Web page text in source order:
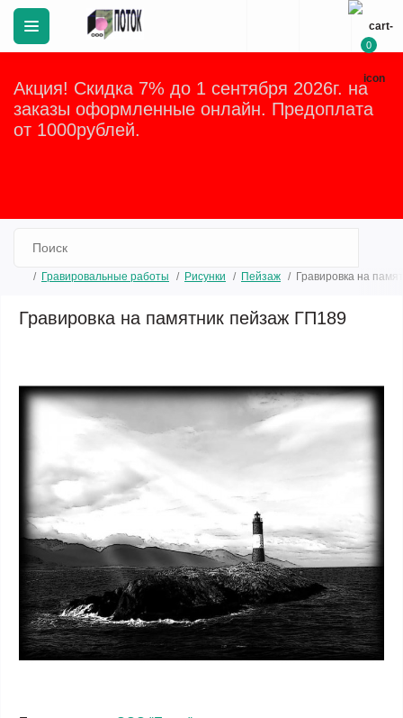
Акция! Скидка 7% до 1 сентября 2026г. на
заказы оформленные онлайн. Предоплата
от 1000рублей.
0
Гравировальные работы Рисунки Пейзаж Гравировка на
Гравировка на памятник пейзаж ГП189